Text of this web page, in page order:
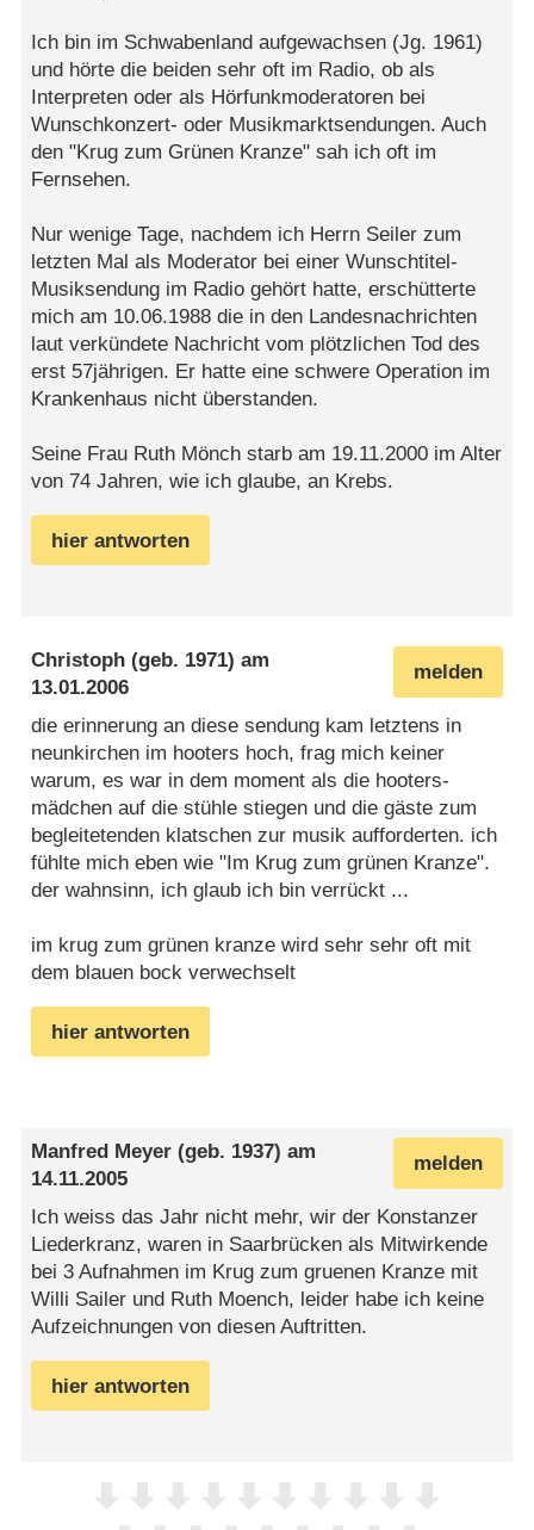
Ich bin im Schwabenland aufgewachsen (Jg. 1961)
und hörte die beiden sehr oft im Radio, ob als
Interpreten oder als Hörfunkmoderatoren bei
Wunschkonzert- oder Musikmarktsendungen. Auch
den "Krug zum Grünen Kranze" sah ich oft im
Fernsehen.
Nur wenige Tage, nachdem ich Herrn Seiler zum
letzten Mal als Moderator bei einer Wunschtitel-
Musiksendung im Radio gehört hatte, erschütterte
mich am 10.06.1988 die in den Landesnachrichten
laut verkündete Nachricht vom plötzlichen Tod des
erst 57jährigen. Er hatte eine schwere Operation im
Krankenhaus nicht überstanden.
Seine Frau Ruth Mönch starb am 19.11.2000 im Alter
von 74 Jahren, wie ich glaube, an Krebs.
hier antworten
melden
Christoph (geb. 1971) am
13.01.2006
die erinnerung an diese sendung kam letztens in
neunkirchen im hooters hoch, frag mich keiner
warum, es war in dem moment als die hooters-
mädchen auf die stühle stiegen und die gäste zum
begleitetenden klatschen zur musik aufforderten. ich
fühlte mich eben wie "Im Krug zum grünen Kranze".
der wahnsinn, ich glaub ich bin verrückt ...
im krug zum grünen kranze wird sehr sehr oft mit
dem blauen bock verwechselt
hier antworten
melden
Manfred Meyer (geb. 1937) am
14.11.2005
Ich weiss das Jahr nicht mehr, wir der Konstanzer
Liederkranz, waren in Saarbrücken als Mitwirkende
bei 3 Aufnahmen im Krug zum gruenen Kranze mit
Willi Sailer und Ruth Moench, leider habe ich keine
Aufzeichnungen von diesen Auftritten.
hier antworten